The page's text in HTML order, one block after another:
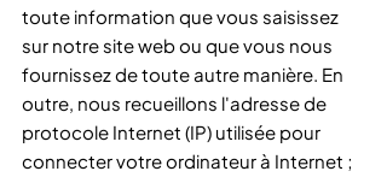
toute information que vous saisissez
sur notre site web ou que vous nous
fournissez de toute autre manière. En
outre, nous recueillons l'adresse de
protocole Internet (IP) utilisée pour
connecter votre ordinateur à Internet ;